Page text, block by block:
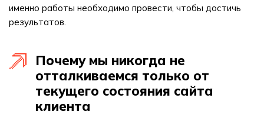
именно работы необходимо провести, чтобы достичь
результатов.
Почему мы никогда не
отталкиваемся только от
текущего состояния сайта
клиента